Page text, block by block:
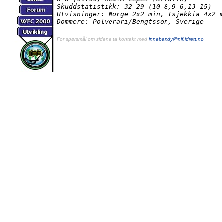
Skuddstatistikk: 32-29 (10-8,9-6,13-15)
Utvisninger: Norge 2x2 min, Tsjekkia 4x2
Dommere: Polverari/Bengtsson, Sverige
For spørsmål om sidene ta kontakt med innebandy@nif.idrett.no